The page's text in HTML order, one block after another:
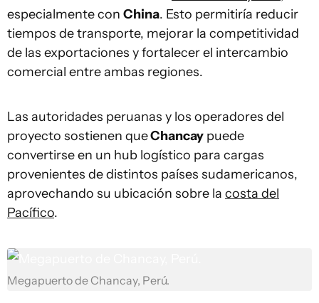
especialmente con China. Esto permitiría reducir
tiempos de transporte, mejorar la competitividad
de las exportaciones y fortalecer el intercambio
comercial entre ambas regiones.
Las autoridades peruanas y los operadores del
proyecto sostienen queChancay puede
convertirse en un hub logístico para cargas
provenientes de distintos países sudamericanos,
aprovechando su ubicación sobre la costa del
Pacífico.
Megapuerto de Chancay, Perú.